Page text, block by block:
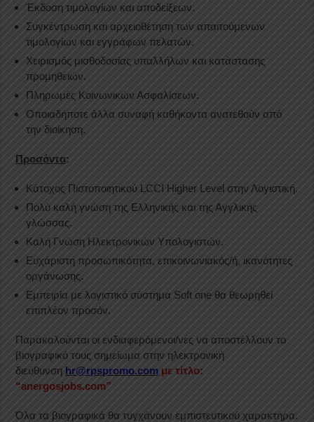
Έκδοση τιμολογίων και αποδείξεων.
Συγκέντρωση και αρχειοθέτηση των απαιτούμενων
τιμολογίων και εγγράφων πελατών.
Χειρισμός μισθοδοσίας υπαλλήλων και κατάστασης
προμηθειών.
Πληρωμές Κοινωνικών Ασφαλίσεων.
Οποιαδήποτε άλλα συναφή καθήκοντα ανατεθούν από
την διοίκηση.
Προσόντα:
Κάτοχος Πιστοποιητικού LCCI Higher Level στην Λογιστική.
Πολύ καλή γνώση της Ελληνικής και της Αγγλικής
γλώσσας.
Καλή Γνώση Ηλεκτρονικών Υπολογιστών.
Ευχάριστη προσωπικότητα, επικοινωνιακός/ή, ικανότητες
οργάνωσης.
Εμπειρία με λογιστικό σύστημα Soft one θα θεωρηθεί
επιπλέον προσόν.
Παρακαλούνται οι ενδιαφερόμενοι/νες να αποστέλλουν το
βιογραφικό τους σημείωμα στην ηλεκτρονική
διεύθυνση hr@rpspromo.com με τίτλο:
“anergosjobs.com”
Όλα τα βιογραφικά θα τυγχάνουν εμπιστευτικού χαρακτήρα.